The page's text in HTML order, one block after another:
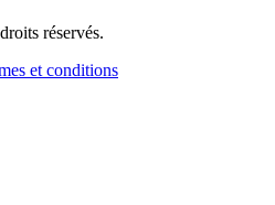
réservés.
et conditions